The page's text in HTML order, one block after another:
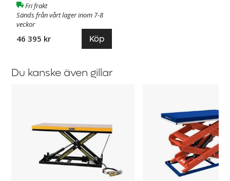
Fri frakt
Sänds från vårt lager inom 7-8
veckor
46 395 kr Köp
Du kanske även gillar
höjdsax